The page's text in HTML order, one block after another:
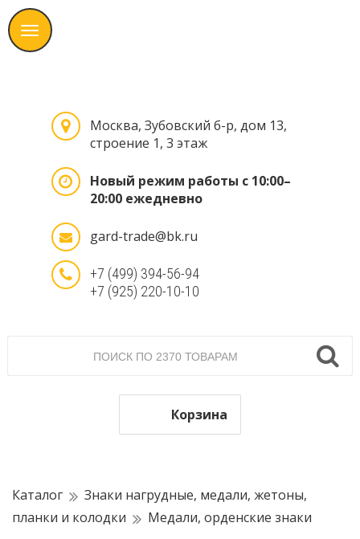
Москва, Зубовский б-р, дом 13,
строение 1, 3 этаж
Новый режим работы с 10:00–
20:00 ежедневно
gard-trade@bk.ru
+7 (499) 394-56-94
+7 (925) 220-10-10
Корзина
Каталог
Знаки нагрудные, медали, жетоны,
планки и колодки
Медали, орденские знаки